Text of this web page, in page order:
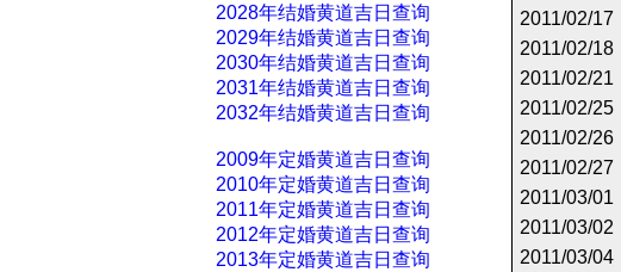
2028年结婚黄道吉日查询
2029年结婚黄道吉日查询
2030年结婚黄道吉日查询
2031年结婚黄道吉日查询
2032年结婚黄道吉日查询
2009年定婚黄道吉日查询
2010年定婚黄道吉日查询
2011年定婚黄道吉日查询
2012年定婚黄道吉日查询
2013年定婚黄道吉日查询
2011/02/17
2011/02/18
2011/02/21
2011/02/25
2011/02/26
2011/02/27
2011/03/01
2011/03/02
2011/03/04